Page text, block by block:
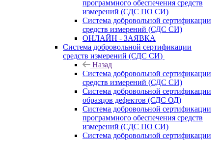
программного обеспечения средств
измерений (СДС ПО СИ)
Система добровольной сертификации
средств измерений (СДС СИ)
ОНЛАЙН - ЗАЯВКА
Система добровольной сертификации
средств измерений (СДС СИ)
Назад
Система добровольной сертификации
средств измерений (СДС СИ)
Система добровольной сертификации
образцов дефектов (СДС ОД)
Система добровольной сертификации
программного обеспечения средств
измерений (СДС ПО СИ)
Система добровольной сертификации